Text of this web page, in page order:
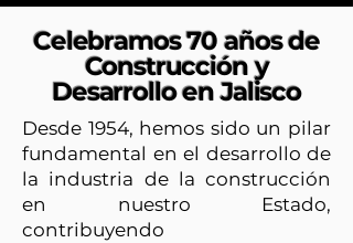
Celebramos 70 años de
Construcción y
Desarrollo en Jalisco
Desde 1954, hemos sido un pilar
fundamental en el desarrollo de
la industria de la construcción
en nuestro Estado,
contribuyendo